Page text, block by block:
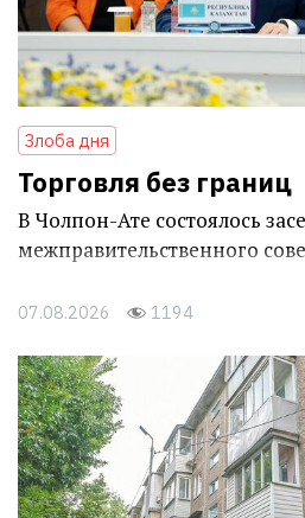
Злоба дня
Торговля без границ
В Чолпон-Ате состоялось
межправительственного
07.08.2026 1194